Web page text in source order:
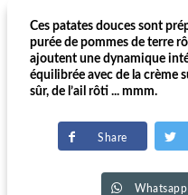
Ces patates douces sont
purée de pommes de terre
ajoutent une dynamique
équilibrée avec de la crème
sûr, de l’ail rôti ... mmm.
Share
Whatsapp